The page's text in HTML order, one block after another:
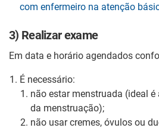
com enfermeiro na atenção
3) Realizar exame
Em data e horário agendados
É necessário:
não estar menstruada (ideal
da menstruação);
não usar cremes, óvulos ou